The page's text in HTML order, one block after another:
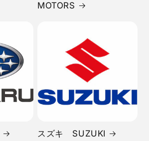
MOTORS
スズキ SUZUKI